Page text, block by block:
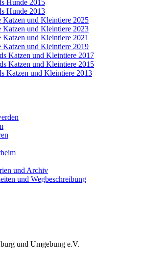
Hunde 2015
Hunde 2013
Katzen und Kleintiere 2025
Katzen und Kleintiere 2023
Katzen und Kleintiere 2021
Katzen und Kleintiere 2019
Katzen und Kleintiere 2017
Katzen und Kleintiere 2015
Katzen und Kleintiere 2013
und Archiv
und Wegbeschreibung
und Umgebung e.V.